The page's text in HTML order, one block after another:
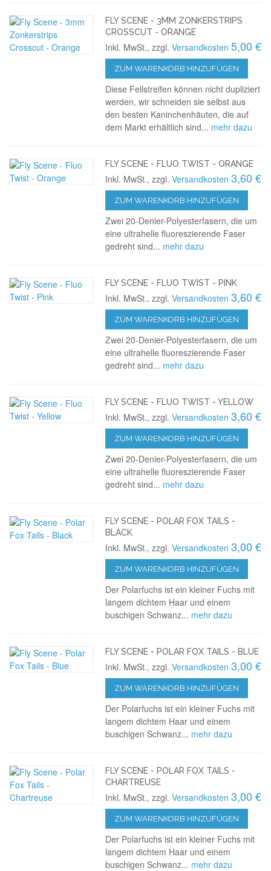
FLY SCENE - 3MM ZONKERSTRIPS
CROSSCUT - ORANGE
Inkl. MwSt., zzgl.Versandkosten 5,00 €
ZUM WARENKORB HINZUFÜGEN
Diese Fellstreifen können nicht dupliziert
werden, wir schneiden sie selbst aus
den besten Kaninchenhäuten, die auf
dem Markt erhältlich sind... mehr dazu
FLY SCENE - FLUO TWIST - ORANGE
Inkl. MwSt., zzgl.Versandkosten 3,60 €
ZUM WARENKORB HINZUFÜGEN
Zwei 20-Denier-Polyesterfasern, die um
eine ultrahelle fluoreszierende Faser
gedreht sind... mehr dazu
FLY SCENE - FLUO TWIST - PINK
Inkl. MwSt., zzgl.Versandkosten 3,60 €
ZUM WARENKORB HINZUFÜGEN
Zwei 20-Denier-Polyesterfasern, die um
eine ultrahelle fluoreszierende Faser
gedreht sind... mehr dazu
FLY SCENE - FLUO TWIST - YELLOW
Inkl. MwSt., zzgl.Versandkosten 3,60 €
ZUM WARENKORB HINZUFÜGEN
Zwei 20-Denier-Polyesterfasern, die um
eine ultrahelle fluoreszierende Faser
gedreht sind... mehr dazu
FLY SCENE - POLAR FOX TAILS -
BLACK
Inkl. MwSt., zzgl.Versandkosten 3,00 €
ZUM WARENKORB HINZUFÜGEN
Der Polarfuchs ist ein kleiner Fuchs mit
langem dichtem Haar und einem
buschigen Schwanz... mehr dazu
FLY SCENE - POLAR FOX TAILS - BLUE
Inkl. MwSt., zzgl.Versandkosten 3,00 €
ZUM WARENKORB HINZUFÜGEN
Der Polarfuchs ist ein kleiner Fuchs mit
langem dichtem Haar und einem
buschigen Schwanz... mehr dazu
FLY SCENE - POLAR FOX TAILS -
CHARTREUSE
Inkl. MwSt., zzgl.Versandkosten 3,00 €
ZUM WARENKORB HINZUFÜGEN
Der Polarfuchs ist ein kleiner Fuchs mit
langem dichtem Haar und einem
buschigen Schwanz... mehr dazu